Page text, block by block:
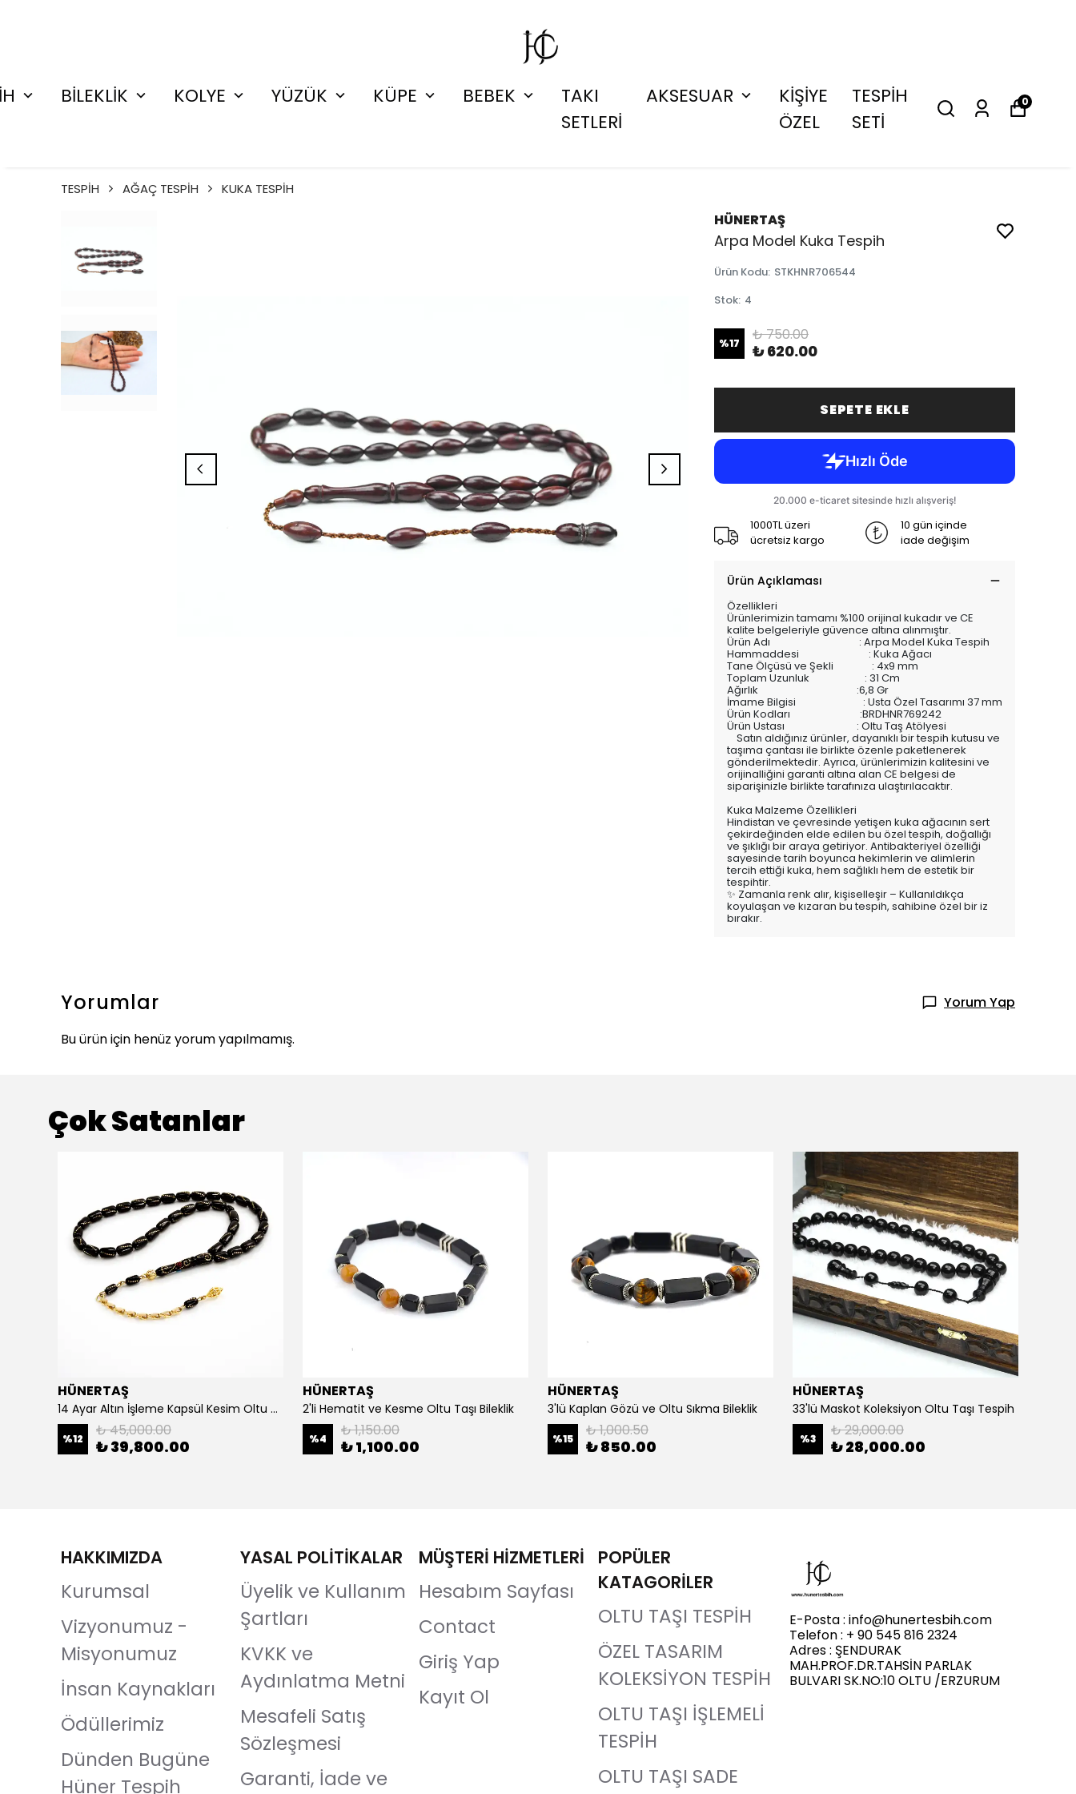
BİLEKLİK KOLYE YÜZÜK KÜPE BEBEK
TAKI
SETLERİ
AKSESUAR
KİŞİYE
ÖZEL
TESPİH
SETİ
0
TESPİH AĞAÇ TESPİH KUKA TESPİH
HÜNERTAŞ
Arpa Model Kuka Tespih
Ürün Kodu: STKHNR706544
Stok: 4
%17 ₺ 750.00
₺ 620.00
SEPETE EKLE
1000TL üzeri
ücretsiz kargo
10 gün içinde
iade değişim
Ürün Açıklaması
Özellikleri
Ürünlerimizin tamamı %100 orijinal kukadır ve CE
kalite belgeleriyle güvence altına alınmıştır.
Ürün Adı : Arpa Model Kuka Tespih
Hammaddesi : Kuka Ağacı
Tane Ölçüsü ve Şekli : 4x9 mm
Toplam Uzunluk : 31 Cm
Ağırlık :6,8 Gr
İmame Bilgisi : Usta Özel Tasarımı 37 mm
Ürün Kodları :BRDHNR769242
Ürün Ustası : Oltu Taş Atölyesi
Satın aldığınız ürünler, dayanıklı bir tespih kutusu ve
taşıma çantası ile birlikte özenle paketlenerek
gönderilmektedir. Ayrıca, ürünlerimizin kalitesini ve
orijinalliğini garanti altına alan CE belgesi de
siparişinizle birlikte tarafınıza ulaştırılacaktır.
Kuka Malzeme Özellikleri
Hindistan ve çevresinde yetişen kuka ağacının sert
çekirdeğinden elde edilen bu özel tespih, doğallığı
ve şıklığı bir araya getiriyor. Antibakteriyel özelliği
sayesinde tarih boyunca hekimlerin ve alimlerin
tercih ettiği kuka, hem sağlıklı hem de estetik bir
tespihtir.
✨ Zamanla renk alır, kişiselleşir – Kullanıldıkça
koyulaşan ve kızaran bu tespih, sahibine özel bir iz
bırakır.
Yorumlar
Yorum Yap
Bu ürün için henüz yorum yapılmamış.
Çok Satanlar
HÜNERTAŞ
14 Ayar Altın İşleme Kapsül Kesim Oltu Taşı Tespih
%12 ₺ 45,000.00
₺ 39,800.00
HÜNERTAŞ
2'li Hematit ve Kesme Oltu Taşı Bileklik
%4 ₺ 1,150.00
₺ 1,100.00
HÜNERTAŞ
3'lü Kaplan Gözü ve Oltu Sıkma Bileklik
%15 ₺ 1,000.50
₺ 850.00
HÜNERTAŞ
33'lü Maskot Koleksiyon Oltu Taşı Tespih
%3 ₺ 29,000.00
₺ 28,000.00
HAKKIMIZDA
Kurumsal
Vizyonumuz -
Misyonumuz
İnsan Kaynakları
Ödüllerimiz
Dünden Bugüne
Hüner Tespih
YASAL POLİTİKALAR
Üyelik ve Kullanım
Şartları
KVKK ve
Aydınlatma Metni
Mesafeli Satış
Sözleşmesi
Garanti, İade ve
MÜŞTERİ HİZMETLERİ
Hesabım Sayfası
Contact
Giriş Yap
Kayıt Ol
POPÜLER
KATAGORİLER
OLTU TAŞI TESPİH
ÖZEL TASARIM
KOLEKSİYON TESPİH
OLTU TAŞI İŞLEMELİ
TESPİH
OLTU TAŞI SADE
E-Posta : info@hunertesbih.com
Telefon : + 90 545 816 2324
Adres : ŞENDURAK
MAH.PROF.DR.TAHSİN PARLAK
BULVARI SK.NO:10 OLTU /ERZURUM